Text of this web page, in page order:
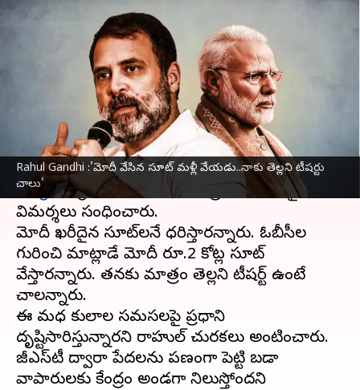
Rahul Gandhi :'మోదీ వేసిన సూట్ మళ్లీ వేయడు..నాకు తెల్లని టీషర్టు
చాలు'
Rahul Gandhi :'మోదీ వేసిన సూట్
మళ్లీ వేయడు..నాకు తెల్లని టీషర్టు
TEJAVYAS BESTHA Nov 10, 2023 05:04 pm
ఈ వార్తాకథనం ఏంటి
మధ్యప్రదేశ్‌లోని సాత్నాలో జరిగిన కాంగ్రెస్ ర్యాలీలో
కాంగ్రెస్అగ్రనేతరాహుల్ గాంధీప్రదాని మోదీపై
విమర్శలు సంధించారు.
మోదీ ఖరీదైన సూట్‌లనే ధరిస్తారన్నారు. ఓబీసీల
గురించి మాట్లాడే మోదీ రూ.2 కోట్ల సూట్
వేస్తారన్నారు. తనకు మాత్రం తెల్లని టీషర్ట్ ఉంటే
చాలన్నారు.
ఈ మధ్య కులాల సమస్యలపై ప్రధాని
దృష్టిసారిస్తున్నారని రాహుల్ చురకలు అంటించారు.
జీఎస్‌టీ ద్వారా పేదలను పణంగా పెట్టి బడా
వ్యాపారులకు కేంద్రం అండగా నిలుస్తోందని